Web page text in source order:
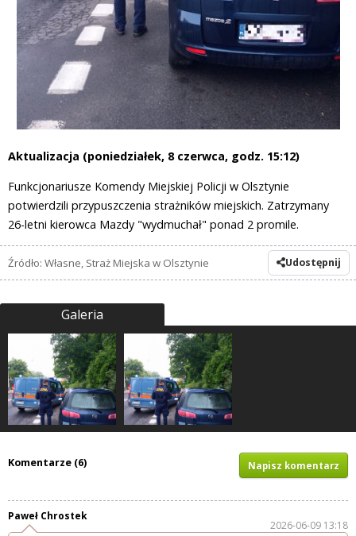
Aktualizacja (poniedziałek, 8 czerwca, godz. 15:12)
Funkcjonariusze Komendy Miejskiej Policji w Olsztynie
potwierdzili przypuszczenia strażników miejskich. Zatrzymany
26-letni kierowca Mazdy "wydmuchał" ponad 2 promile.
Źródło: Własne, Straż Miejska w Olsztynie Udostępnij
Galeria
Komentarze (6) Napisz komentarz
Paweł Chrostek
2026-06-09 13:18